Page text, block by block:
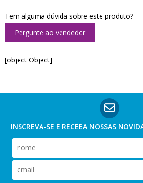
Tem alguma dúvida sobre este produto?
Pergunte ao vendedor
[object Object]
INSCREVA-SE E RECEBA NOSSAS